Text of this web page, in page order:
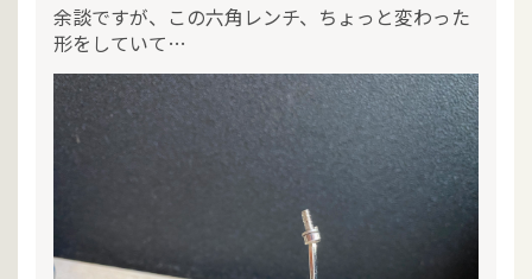
余談ですが、この六角レンチ、ちょっと変わった
形をしていて…